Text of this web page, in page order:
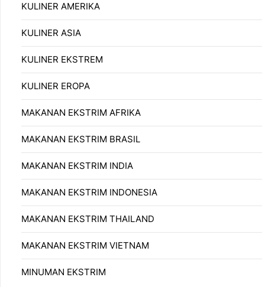
KULINER AMERIKA
KULINER ASIA
KULINER EKSTREM
KULINER EROPA
MAKANAN EKSTRIM AFRIKA
MAKANAN EKSTRIM BRASIL
MAKANAN EKSTRIM INDIA
MAKANAN EKSTRIM INDONESIA
MAKANAN EKSTRIM THAILAND
MAKANAN EKSTRIM VIETNAM
MINUMAN EKSTRIM